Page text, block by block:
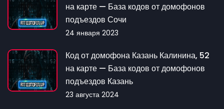
на карте — База кодов от домофонов
подъездов Сочи
24 января 2023
Код от домофона Казань Калинина, 52
на карте — База кодов от домофонов
подъездов Казань
23 августа 2024